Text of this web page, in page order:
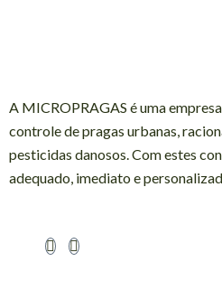
A MICROPRAGAS é uma
controle de pragas urbanas,
pesticidas danosos. Com estes
adequado, imediato e